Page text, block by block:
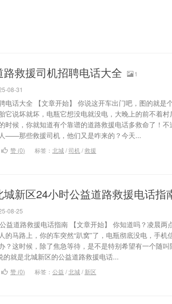
路救援司机招聘电话大全
1
08-31
电话大全 【文章开始】 你说这开车出门吧，图的就是
它说坏就坏，电瓶它想没电就没电，大晚上的前不着村
时候，你就知道有个靠谱的道路救援电话多救命了！不
——那些救援司机，他们又是咋来的？今天...
赞 (0) 标签： 北城 /司机/救援
城新区24小时公益道路救援电话指
08-25
益道路救援电话指南 【文章开始】 你知道吗？凌晨两
的马路上，你的车突然“趴窝”了，电瓶彻底没电，手机
？这时候，除了焦急等待，是不是特别希望有一个随叫
的就是北城新区的公益道路救援电话...
赞 (0) 标签： 公益 /北城 / 新区